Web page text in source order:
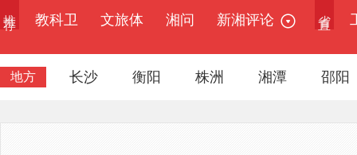
教科卫
文旅体 湘问 新湘评论
地方 长沙 衡阳 株洲 湘潭 邵阳